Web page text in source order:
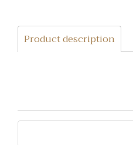
Product description